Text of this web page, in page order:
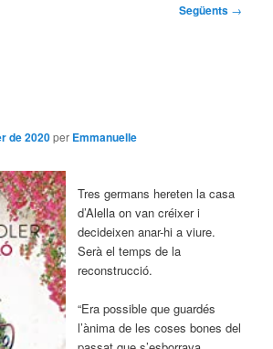
Següents →
de 2020per Emmanuelle
Tres germans hereten la casa
d’Alella on van créixer i
decideixen anar-hi a viure.
Serà el temps de la
reconstrucció.
“Era possible que guardés
l’ànima de les coses bones del